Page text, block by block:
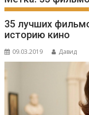
35 лучших
историю кино
09.03.2019 Давид